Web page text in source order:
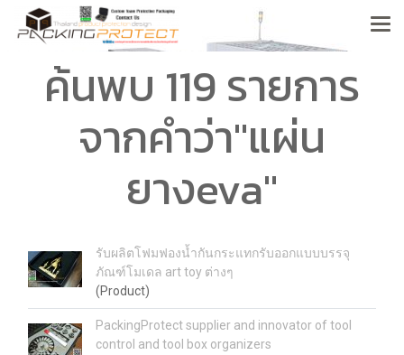
ค้นพบ 119 รายการ
จากคำว่า"แผ่น
ยางeva"
รับผลิตโฟมฟองน้ำกันกระแทกรับออกแบบบรรจุ
ภัณฑ์โมเดล art toy ต่างๆ
(Product)
PackingProtect supplier and innovator of tool
control and tool box organizers